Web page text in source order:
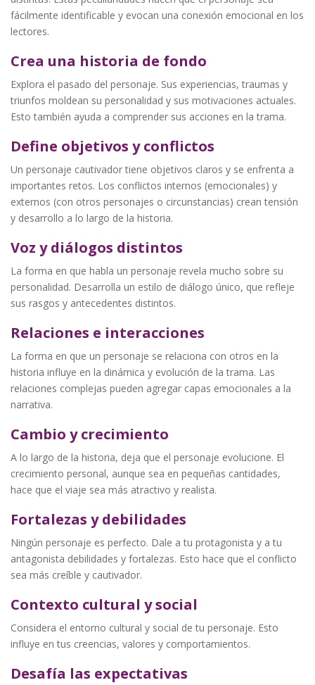
fácilmente identificable y evocan una conexión emocional en los
lectores.
Crea una historia de fondo
Explora el pasado del personaje. Sus experiencias, traumas y
triunfos moldean su personalidad y sus motivaciones actuales.
Esto también ayuda a comprender sus acciones en la trama.
Define objetivos y conflictos
Un personaje cautivador tiene objetivos claros y se enfrenta a
importantes retos. Los conflictos internos (emocionales) y
externos (con otros personajes o circunstancias) crean tensión
y desarrollo a lo largo de la historia.
Voz y diálogos distintos
La forma en que habla un personaje revela mucho sobre su
personalidad. Desarrolla un estilo de diálogo único, que refleje
sus rasgos y antecedentes distintos.
Relaciones e interacciones
La forma en que un personaje se relaciona con otros en la
historia influye en la dinámica y evolución de la trama. Las
relaciones complejas pueden agregar capas emocionales a la
narrativa.
Cambio y crecimiento
A lo largo de la historia, deja que el personaje evolucione. El
crecimiento personal, aunque sea en pequeñas cantidades,
hace que el viaje sea más atractivo y realista.
Fortalezas y debilidades
Ningún personaje es perfecto. Dale a tu protagonista y a tu
antagonista debilidades y fortalezas. Esto hace que el conflicto
sea más creíble y cautivador.
Contexto cultural y social
Considera el entorno cultural y social de tu personaje. Esto
influye en tus creencias, valores y comportamientos.
Desafía las expectativas